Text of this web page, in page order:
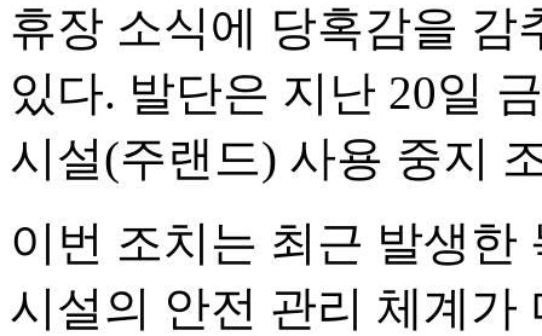
휴장 소식에 당혹감을 감
있다. 발단은 지난 20일
시설(주랜드) 사용 중지
이번 조치는 최근 발생한
시설의 안전 관리 체계가